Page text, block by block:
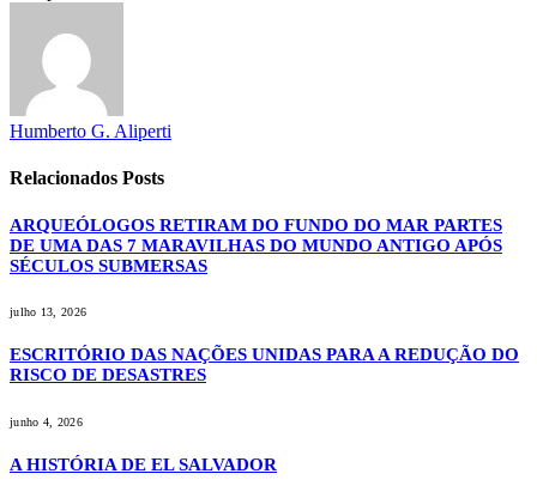
Humberto G. Aliperti
Relacionados Posts
ARQUEÓLOGOS RETIRAM DO FUNDO DO MAR PARTES
DE UMA DAS 7 MARAVILHAS DO MUNDO ANTIGO APÓS
SÉCULOS SUBMERSAS
julho 13, 2026
ESCRITÓRIO DAS NAÇÕES UNIDAS PARA A REDUÇÃO DO
RISCO DE DESASTRES
junho 4, 2026
A HISTÓRIA DE EL SALVADOR